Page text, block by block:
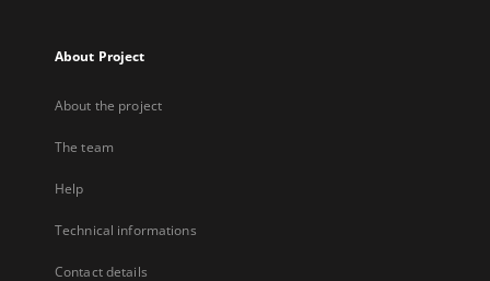
About Project
About the project
The team
Help
Technical informations
Contact details